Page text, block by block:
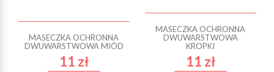
MASECZKA OCHRONNA
DWUWARSTWOWA MIÓD
11 zł
MASECZKA OCHRONNA
DWUWARSTWOWA
KROPKI
11 zł